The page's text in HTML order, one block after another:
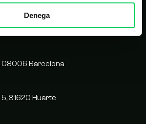
Denega
08006 Barcelona
31620 Huarte